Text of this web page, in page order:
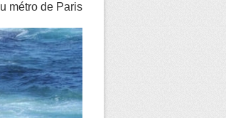
métro de Paris